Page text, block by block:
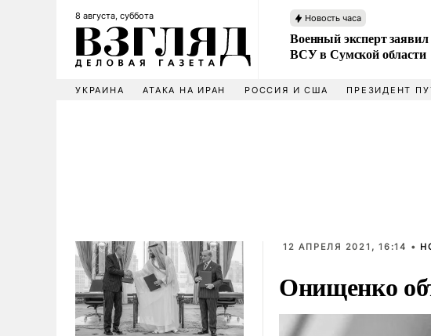
8 августа, суббота Новость часа
Военный эксперт заявил
ВСУ в Сумской области
УКРАИНА АТАКА НА ИРАН РОССИЯ И США ПРЕЗИДЕНТ
12 АПРЕЛЯ 2021, 16:14 •
Онищенко